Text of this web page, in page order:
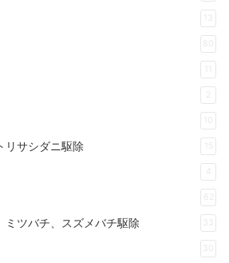
80
2
10
リサシダニ駆除 15
4
62
ミツバチ、スズメバチ駆除
30